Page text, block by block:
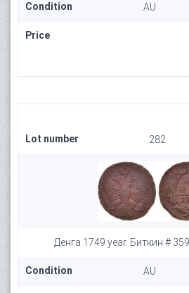
Condition AU
Price
Lot number 282
Денга 1749 year. Биткин #
Condition AU